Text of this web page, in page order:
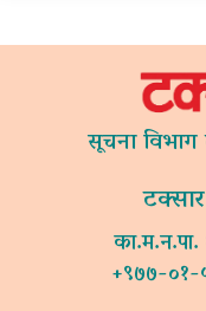
सूचना
+९७७-